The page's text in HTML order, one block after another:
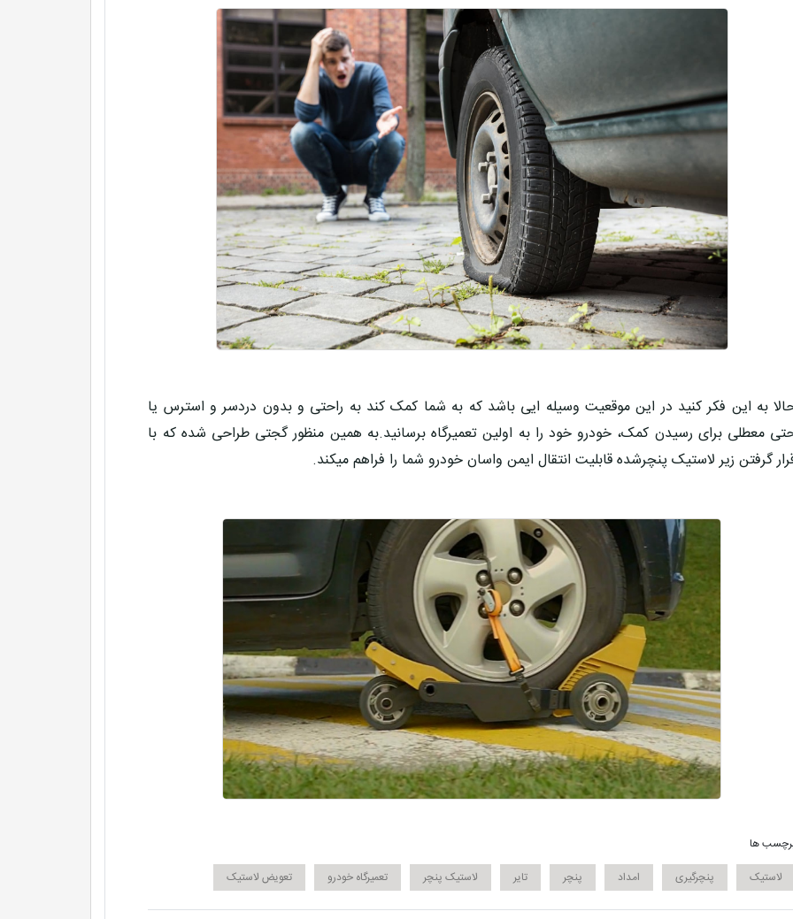
به این فکر کنید در این موقعیت وسیله ایی باشد که به شما کمک کند به راحتی و بدون دردسر و استرس یا
معطلی برای رسیدن کمک، خودرو خود را به اولین تعمیرگاه برسانید.به همین منظور گجتی طراحی شده که با
گرفتن زیر لاستیک پنچرشده قابلیت انتقال ایمن واسان خودرو شما را فراهم میکند.
ها
لاستیک
پنچرگیری امداد پنچر تایر لاستیک پنچر تعمیرگاه خودرو تعویض لاستیک